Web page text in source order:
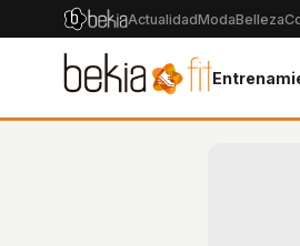
ActualidadModaBelleza